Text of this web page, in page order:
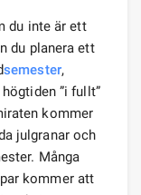
du inte är ett
du planera ett
semester,
”i fullt”
kommer
julgranar och
Många
kommer att